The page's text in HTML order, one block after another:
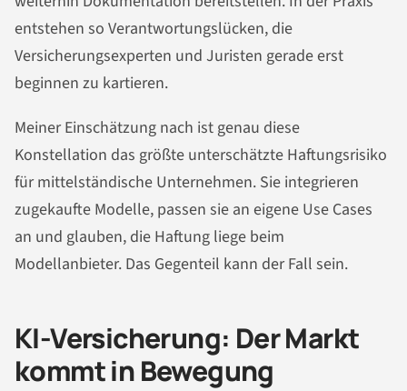
entstehen so Verantwortungslücken, die
Versicherungsexperten und Juristen gerade erst
beginnen zu kartieren.
Meiner Einschätzung nach ist genau diese
Konstellation das größte unterschätzte Haftungsrisiko
für mittelständische Unternehmen. Sie integrieren
zugekaufte Modelle, passen sie an eigene Use Cases
an und glauben, die Haftung liege beim
Modellanbieter. Das Gegenteil kann der Fall sein.
KI-Versicherung: Der Markt
kommt in Bewegung